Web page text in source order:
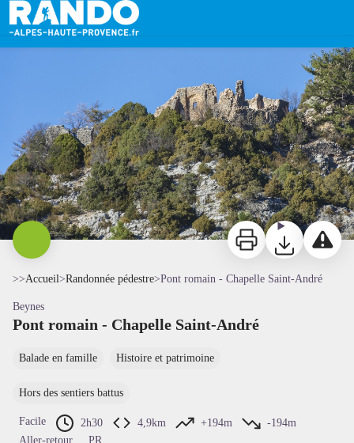
Pont romain - Chapelle Saint-André
Chapelle Saint-André - AD04-Philippe Murtas
Voir l'image en plein écran
ImprimerTéléchargerSignaler
>>Accueil>Randonnée pédestre>Pont romain - Chapelle Saint-André
Beynes
Pont romain - Chapelle Saint-André
Balade en famille Histoire et patrimoine
Hors des sentiers battus
Facile 2h30 4,9km +194m
-194m
Aller-retour
PR